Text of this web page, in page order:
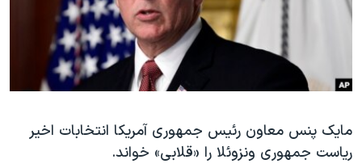
فرهنگ و زندگی
حقوق شهروندی
اقتصادی
اسرائیل در جنگ
گالری عکس
انتخابات ریاست جمهوری آمریکا ۲۰۲۴
حمله جمهوری اسلامی به اسرائیل
ورزش زنان در ایران
اعتراضات زن، زندگی، آزادی
زبانهای مختلف
مایک پنس معاون رئیس جمهوری آمریکا انتخابات اخیر
ریاست جمهوری ونزوئلا را «قلابی» خواند.